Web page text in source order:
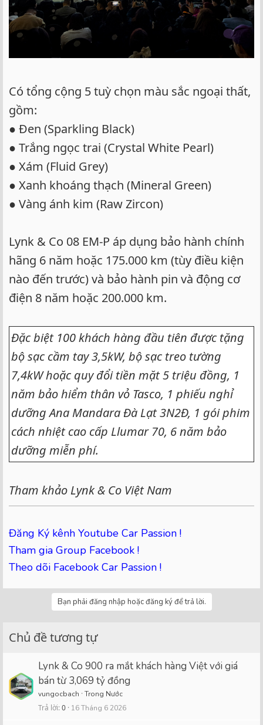
Có tổng cộng 5 tuỳ chọn màu sắc ngoại thất,
gồm:
● Đen (Sparkling Black)
● Trắng ngọc trai (Crystal White Pearl)
● Xám (Fluid Grey)
● Xanh khoáng thạch (Mineral Green)
● Vàng ánh kim (Raw Zircon)
Lynk & Co 08 EM-P áp dụng bảo hành chính
hãng 6 năm hoặc 175.000 km (tùy điều kiện
nào đến trước) và bảo hành pin và động cơ
điện 8 năm hoặc 200.000 km.
Đặc biệt 100 khách hàng đầu tiên được tặng
bộ sạc cầm tay 3,5kW, bộ sạc treo tường
7,4kW hoặc quy đổi tiền mặt 5 triệu đồng, 1
năm bảo hiểm thân vỏ Tasco, 1 phiếu nghỉ
dưỡng Ana Mandara Đà Lạt 3N2Đ, 1 gói phim
cách nhiệt cao cấp Llumar 70, 6 năm bảo
dưỡng miễn phí.
Tham khảo Lynk & Co Việt Nam
Đăng Ký kênh Youtube Car Passion !
Tham gia Group Facebook !
Theo dõi Facebook Car Passion !
Bạn phải đăng nhập hoặc đăng ký để trả lời.
Chủ đề tương tự
Lynk & Co 900 ra mắt khách hàng Việt với giá
bán từ 3,069 tỷ đồng
vungocbach Trong Nước
Trả lời 0 16 Tháng 6 2026